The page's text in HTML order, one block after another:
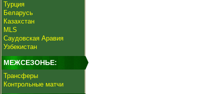
Турция
Беларусь
Казахстан
MLS
Саудовская Аравия
Узбекистан
МЕЖСЕЗОНЬЕ:
Трансферы
Контрольные матчи